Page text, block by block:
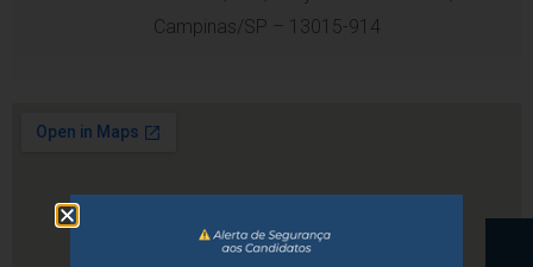
Campinas/SP – 13015-914